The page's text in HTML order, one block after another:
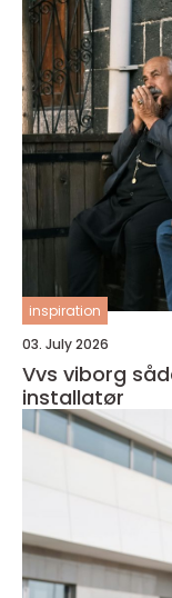
inspiration
03. July 2026
Vvs viborg sådan vælger du den rigtige
installatør